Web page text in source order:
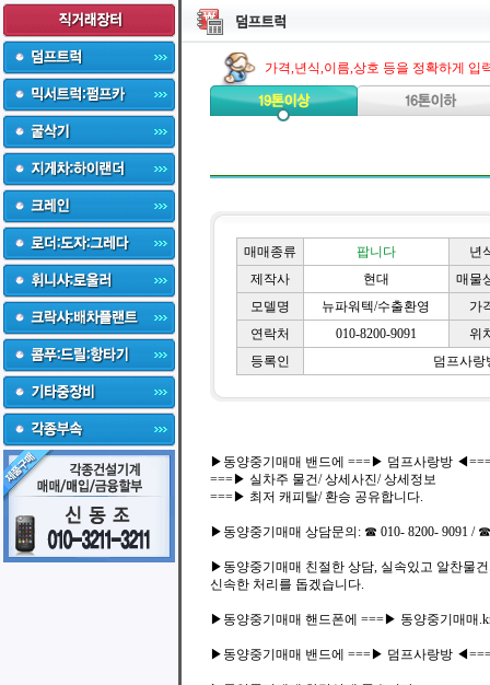
가격,년식,이름,상호 등을 정확하게 입
매매종류 팝니다
년
제작사
현대
매물
모델명
뉴파워텍/수출환영
가
연락처
010-8200-9091
위
등록인
덤프사랑
▶동양중기매매 밴드에 ===▶ 덤프사랑방
===▶ 실차주 물건/ 상세사진/ 상세정보
===▶ 최저 캐피탈/ 환승 공유합니다.
▶동양중기매매 상담문의: ☎ 010- 8200- 9091 / ☎
▶동양중기매매 친절한 상담, 실속있고 알찬물
신속한 처리를 돕겠습니다.
▶동양중기매매 핸드폰에 ===▶ 동양중기매매
▶동양중기매매 밴드에 ===▶ 덤프사랑방